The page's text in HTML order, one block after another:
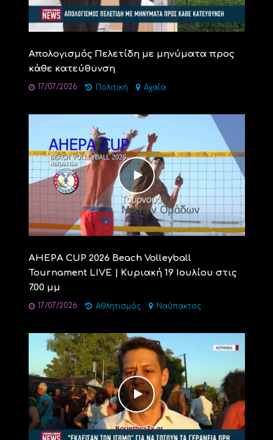
Απολογισμός Πελετίδη με μηνύματα προς
κάθε κατεύθυνση
17/07/2026 Πολιτική Αχαΐα
AHEPA CUP 2026 Beach Volleyball
Tournament LIVE | Κυριακή 19 Ιουλίου στις
7.00 μμ
17/07/2026 Αθλητισμός Ναύπακτος